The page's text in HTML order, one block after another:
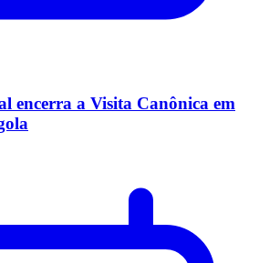
encerra a Visita Canônica em